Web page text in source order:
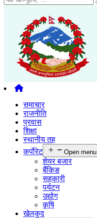
समाचार
राजनीति
प्रवास
शिक्षा
स्थानीय तह
कर्पाेरेट
Open menu
शेयर बजार
बैंकिङ
सहकारी
पर्यटन
उद्योग
कृषि
खेलकुद